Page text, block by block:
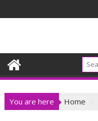
to
You are here Home